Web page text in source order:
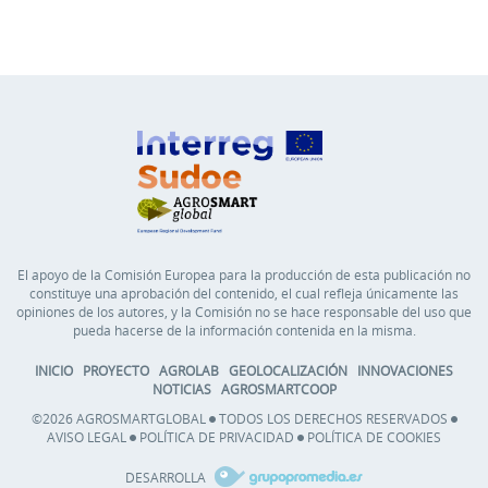
El apoyo de la Comisión Europea para la producción de esta publicación no
constituye una aprobación del contenido, el cual refleja únicamente las
opiniones de los autores, y la Comisión no se hace responsable del uso que
pueda hacerse de la información contenida en la misma.
INICIO PROYECTO AGROLAB GEOLOCALIZACIÓN
INNOVACIONES
NOTICIAS AGROSMARTCOOP
©2026 AGROSMARTGLOBAL
TODOS LOS DERECHOS RESERVADOS
AVISO LEGAL
POLÍTICA DE PRIVACIDAD POLÍTICA DE COOKIES
DESARROLLA